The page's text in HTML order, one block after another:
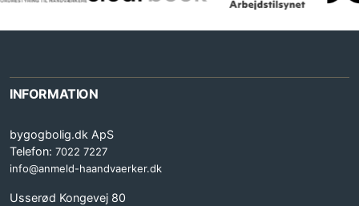
INFORMATION
bygogbolig.dk ApS
Telefon: 7022 7227
info@anmeld-haandvaerker.dk
Usserød Kongevej 80